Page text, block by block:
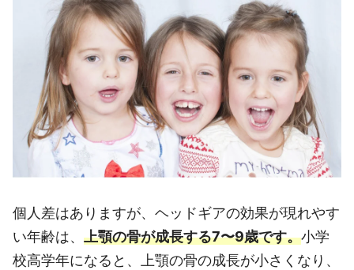
個人差はありますが、ヘッドギアの効果が現れやす
い年齢は、 上顎の骨が成長する7〜9歳です。小学
校高学年になると、上顎の骨の成長が小さくなり、